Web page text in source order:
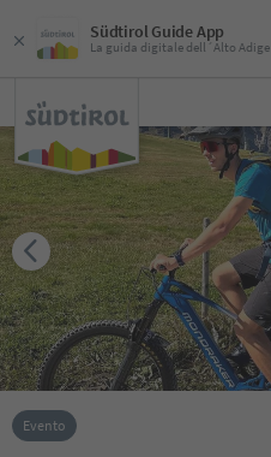
Südtirol Guide App
La guida digitale dell´Alto Adige
Evento